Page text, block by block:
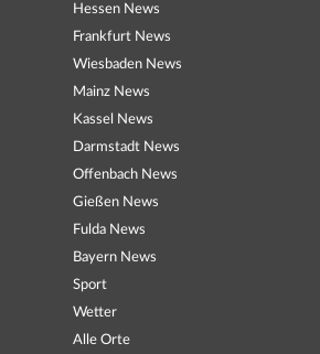
Hessen News
Frankfurt News
Wiesbaden News
Mainz News
Kassel News
Darmstadt News
Offenbach News
Gießen News
Fulda News
Bayern News
Sport
Wetter
Alle Orte